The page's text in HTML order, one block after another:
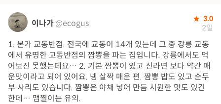
이나가@ecogus 3.0
2일
1. 본가 교동반점. 전국에 교동이 14개 있는데 그 중 강릉 교동
에서 유명한 교동반점의 짬뽕을 파는 집입니다. 강릉에서도 먹
어보진 못했는데요… 2. 기본 짬뽕이 있고 신라면 보다 약간 매
운맛이라고 되어 있어요. 넹 살짝 매운 편. 짬뽕 밥도 있고 순두
부 사리도 있습니다. 짬뽕은 야채 넣어 만듬 시원한 맛도 있긴
한데… 맵찔이는 유의.